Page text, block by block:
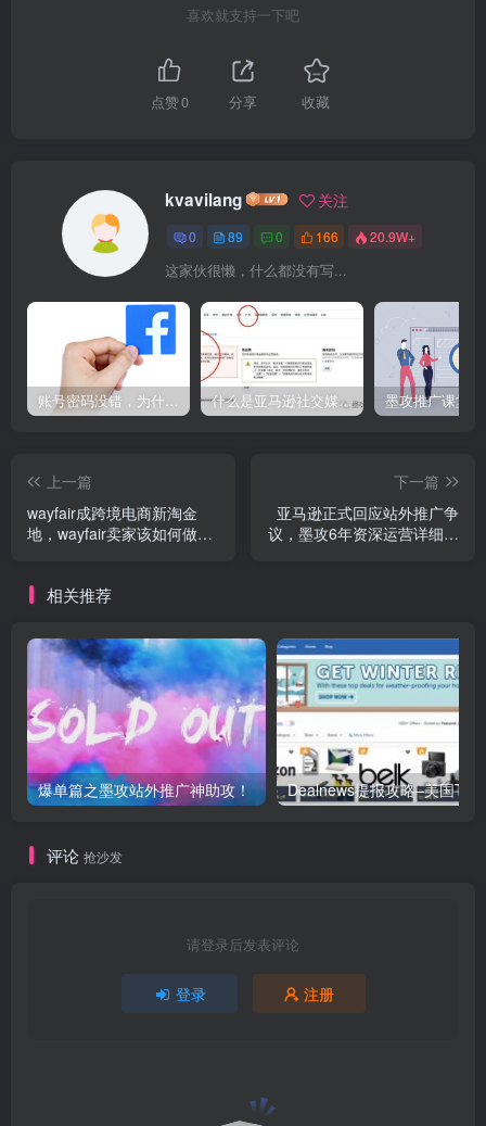
喜欢就支持一下吧
点赞0 分享 收藏
kvavilang 关注
0 89 0 166 20.9W+
这家伙很懒，什么都没有写...
账号密码没错，为什么Facebook登录不了电脑端?就用这个方法解决，So easy！ 什么是亚马逊社交媒体促销活动？6年资深运营为您答疑解惑
上一篇
wayfair成跨境电商新淘金
地，wayfair卖家该如何做好
下一篇
亚马逊正式回应站外推广争
议，墨攻6年资深运营详细解
相关推荐
爆单篇之墨攻站外推广神助攻！
评论 抢沙发
请登录后发表评论
登录 注册